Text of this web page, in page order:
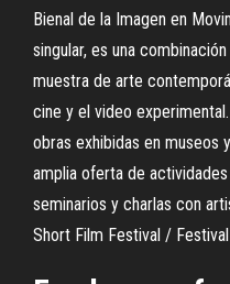
Bienal de la Imagen en
singular, es una
muestra de arte
cine y el video
obras exhibidas en museos
amplia oferta de
seminarios y charlas con
Short Film Festival / Festival